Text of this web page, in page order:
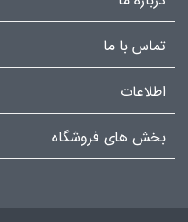
تماس با ما
اطلاعات
بخش های فروشگاه